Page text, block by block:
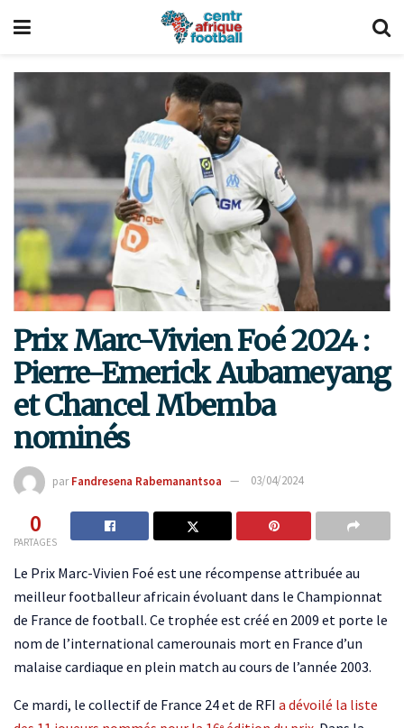
Prix Marc-Vivien Foé 2024 :
Pierre-Emerick Aubameyang
et Chancel Mbemba
nominés
par Fandresena Rabemanantsoa 03/04/2024
0
PARTAGES
Le Prix Marc-Vivien Foé est une récompense attribuée au
meilleur footballeur africain évoluant dans le Championnat
de France de football. Ce trophée est créé en 2009 et porte le
nom de l’international camerounais mort en France d’un
malaise cardiaque en plein match au cours de l’année 2003.
Ce mardi, le collectif de France 24 et de RFI a dévoilé la liste